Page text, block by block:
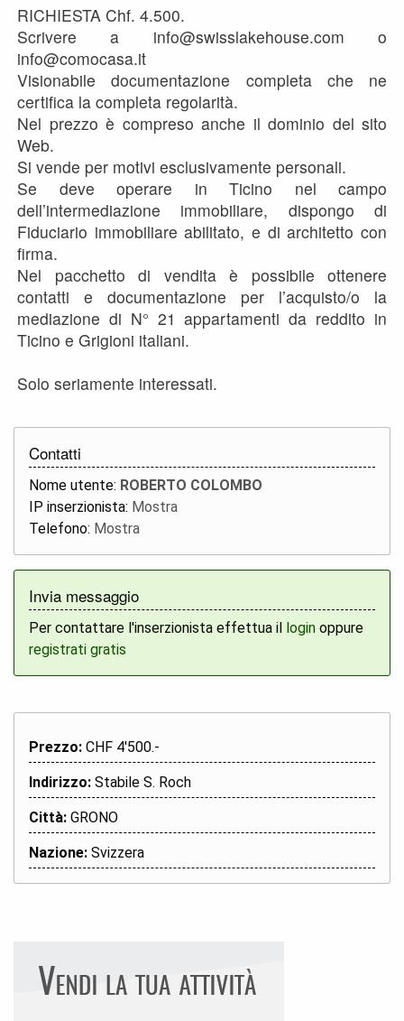
RICHIESTA Chf. 4.500.
Scrivere a info@swisslakehouse.com o
info@comocasa.it
Visionabile documentazione completa che ne
certifica la completa regolarità.
Nel prezzo è compreso anche il dominio del sito
Web.
Si vende per motivi esclusivamente personali.
Se deve operare in Ticino nel campo
dell’intermediazione immobiliare, dispongo di
Fiduciario immobiliare abilitato, e di architetto con
firma.
Nel pacchetto di vendita è possibile ottenere
contatti e documentazione per l’acquisto/o la
mediazione di N° 21 appartamenti da reddito in
Ticino e Grigioni italiani.
Solo seriamente interessati.
Contatti
Nome utente: ROBERTO COLOMBO
IP inserzionista: Mostra
Telefono: Mostra
Invia messaggio
Per contattare l'inserzionista effettua il login oppure
registrati gratis
Prezzo: CHF 4'500.-
Indirizzo: Stabile S. Roch
Città: GRONO
Nazione: Svizzera